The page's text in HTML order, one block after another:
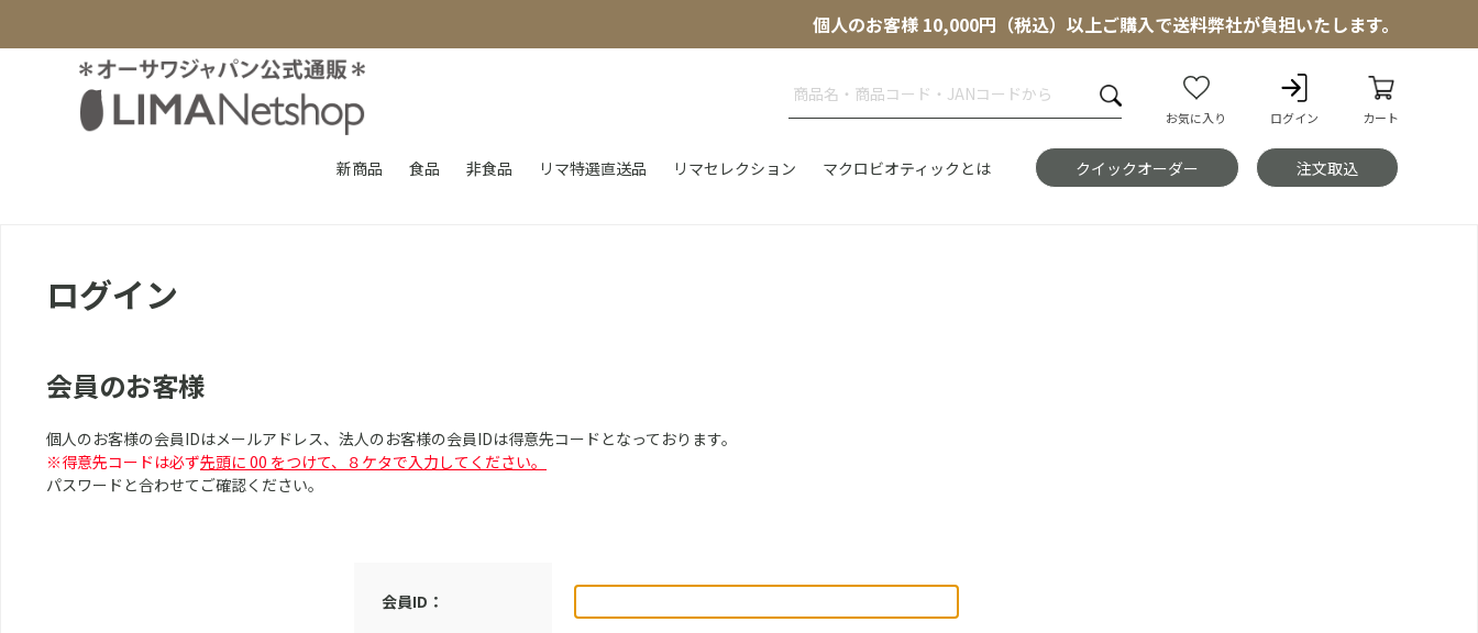
個人のお客様 10,000円（税込）以上ご購入で送料弊社が負担いたします。
お気に入り ログイン カート
新商品 食品 非食品 リマ特選直送品 リマセレクション マクロビオティックとは クイックオーダー 注文取込
ログイン
会員のお客様
個人のお客様の会員IDはメールアドレス、法人のお客様の会員IDは得意先コードとなっております。
※得意先コードは必ず先頭に 00 をつけて、８ケタで入力してください。
パスワードと合わせてご確認ください。
会員ID：